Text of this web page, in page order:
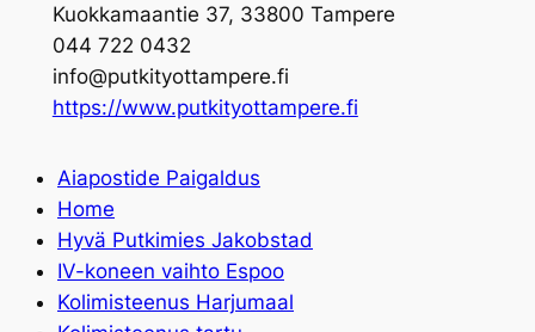
Kuokkamaantie 37, 33800 Tampere
044 722 0432
info@putkityottampere.fi
https://www.putkityottampere.fi
Aiapostide Paigaldus
Home
Hyvä Putkimies Jakobstad
IV-koneen vaihto Espoo
Kolimisteenus Harjumaal